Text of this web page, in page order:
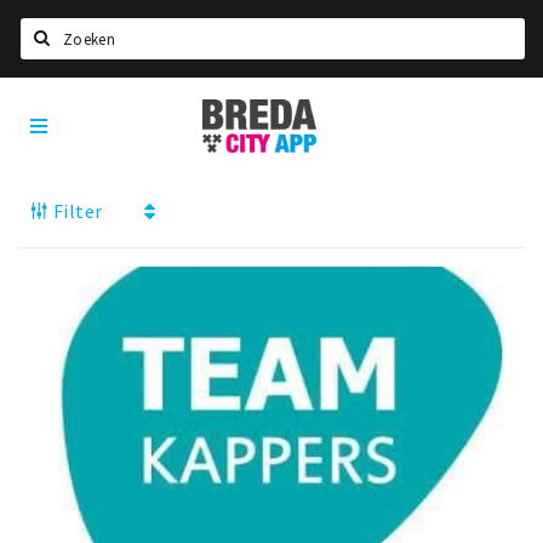
Home
Deals
Nieuws, interviews & blogs
Eten
Slapen
Recreatief
Winkels
Breda
City
App
Filter